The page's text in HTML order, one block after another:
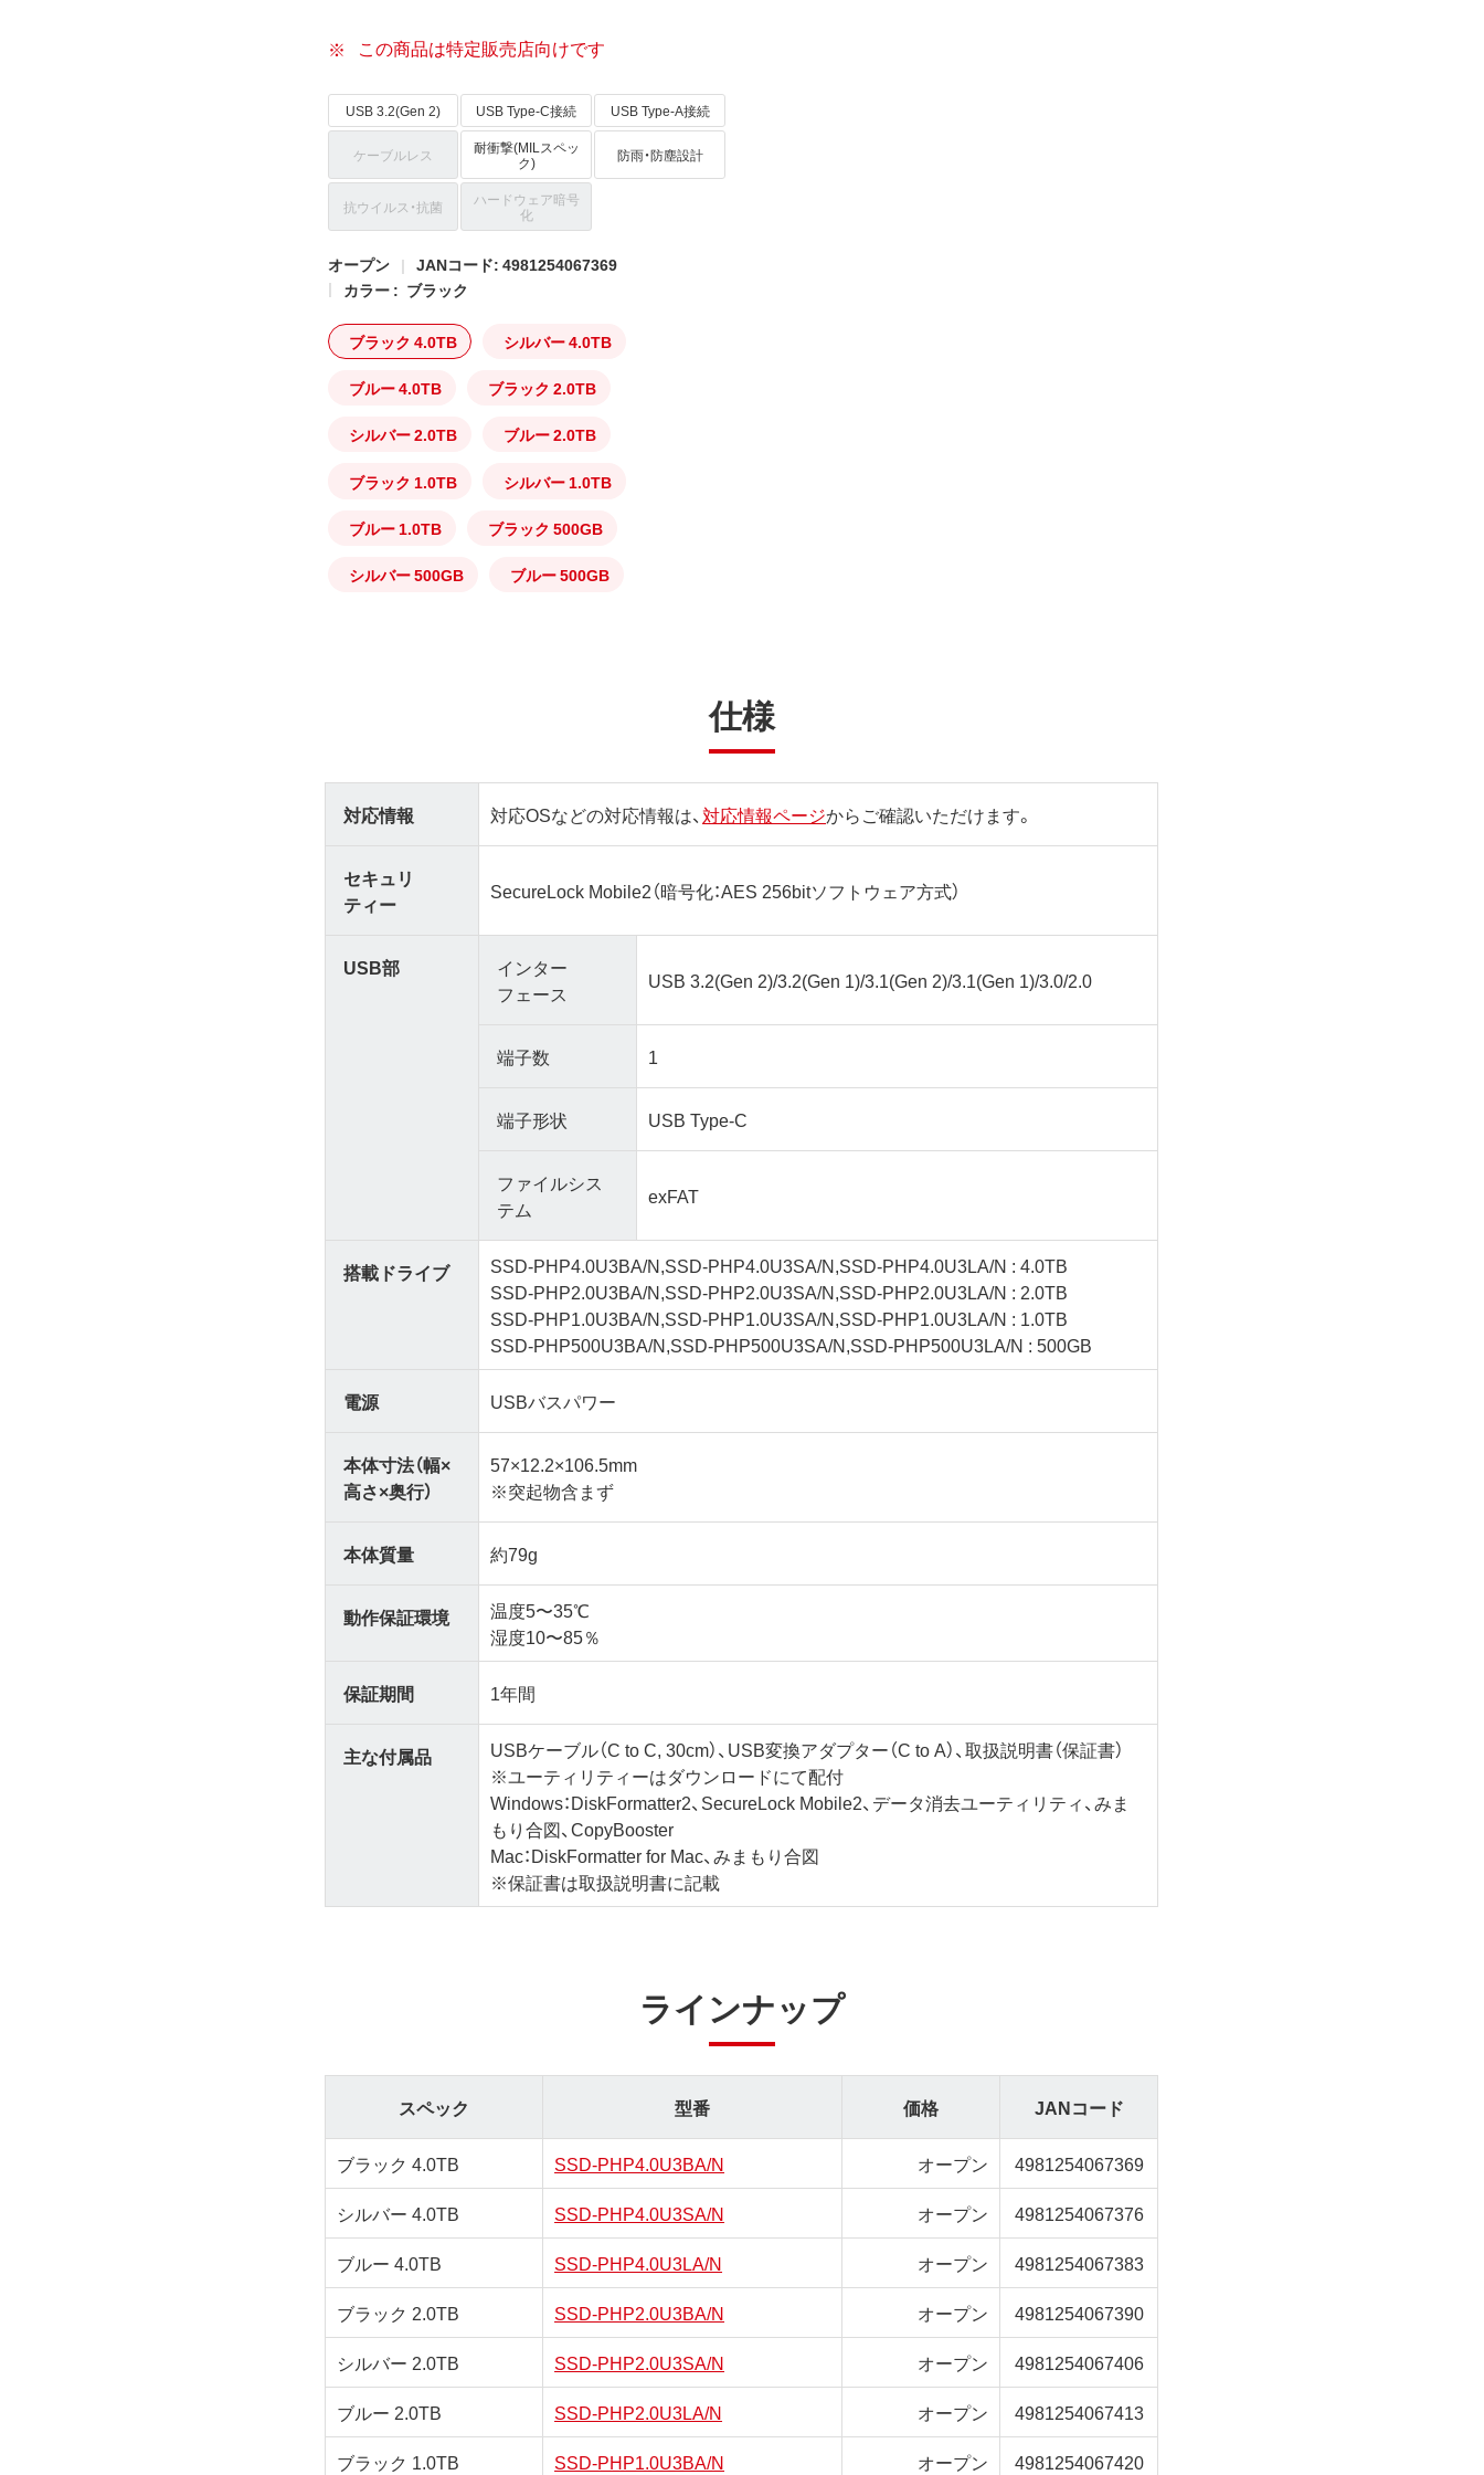
この商品は特定販売店向けです
USB 3.2(Gen 2) USB Type-C接続 USB Type-A接続
ケーブルレス 耐衝撃(MILスペッ
ク) 防雨・防塵設計
抗ウイルス・抗菌 ハードウェア暗号
化
オープン
JANコード: 4981254067369
カラー : ブラック
ブラック 4.0TB シルバー 4.0TB
ブルー 4.0TB ブラック 2.0TB
シルバー 2.0TB ブルー 2.0TB
ブラック 1.0TB シルバー 1.0TB
ブルー 1.0TB ブラック 500GB
シルバー 500GB ブルー 500GB
仕様
対応情報 対応OSなどの対応情報は、対応情報ページからご確認いただけます。
セキュリ
ティー
SecureLock Mobile2（暗号化：AES 256bitソフトウェア方式）
USB部
インター
フェース
USB 3.2(Gen 2)/3.2(Gen 1)/3.1(Gen 2)/3.1(Gen 1)/3.0/2.0
端子数 1
端子形状 USB Type-C
ファイルシス
テム
exFAT
搭載ドライブ
SSD-PHP4.0U3BA/N,SSD-PHP4.0U3SA/N,SSD-PHP4.0U3LA/N : 4.0TB
SSD-PHP2.0U3BA/N,SSD-PHP2.0U3SA/N,SSD-PHP2.0U3LA/N : 2.0TB
SSD-PHP1.0U3BA/N,SSD-PHP1.0U3SA/N,SSD-PHP1.0U3LA/N : 1.0TB
SSD-PHP500U3BA/N,SSD-PHP500U3SA/N,SSD-PHP500U3LA/N : 500GB
電源 USBバスパワー
本体寸法（幅×
高さ×奥行）
57×12.2×106.5mm
※突起物含まず
本体質量 約79g
動作保証環境
温度5〜35℃
湿度10〜85％
保証期間 1年間
主な付属品
USBケーブル（C to C, 30cm）、USB変換アダプター（C to A）、取扱説明書（保証書）
※ユーティリティーはダウンロードにて配付
Windows：DiskFormatter2、SecureLock Mobile2、データ消去ユーティリティ、みま
もり合図、CopyBooster
Mac：DiskFormatter for Mac、みまもり合図
※保証書は取扱説明書に記載
ラインナップ
スペック 型番 価格 JANコード
ブラック 4.0TB SSD-PHP4.0U3BA/N オープン
4981254067369
シルバー 4.0TB
SSD-PHP4.0U3SA/N オープン
4981254067376
ブルー 4.0TB
SSD-PHP4.0U3LA/N オープン
4981254067383
ブラック 2.0TB
SSD-PHP2.0U3BA/N オープン
4981254067390
シルバー 2.0TB
SSD-PHP2.0U3SA/N オープン
4981254067406
ブルー 2.0TB
SSD-PHP2.0U3LA/N オープン
4981254067413
ブラック 1.0TB
SSD-PHP1.0U3BA/N オープン 4981254067420